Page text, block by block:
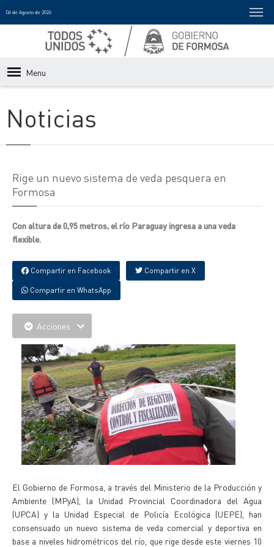
06 de Agosto de 2026
Menu
Noticias
Rige un nuevo sistema de veda pesquera en
Formosa
Con altura de 0,95 metros, el río Paraguay ingresa a una veda
flexible.
Compartir en Facebook Compartir en X
Compartir en WhatsApp
Acciones
El Gobierno de Formosa, a través del Ministerio de la Producción y
Ambiente (MPyA), la Unidad Provincial Coordinadora del Agua
(UPCA) y la Unidad Especial de Policía Ecológica (UEPE), han
consensuado un nuevo sistema de veda comercial y deportiva en
base a niveles hidrométricos del río, que rige desde este viernes 10